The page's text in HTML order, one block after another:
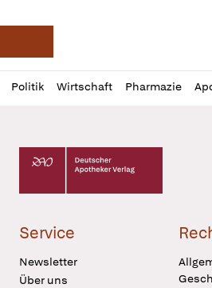
Deutsche Apotheker
Politik Wirtschaft Pharmazie
Profil
öffnen
Daz
Pur
Deutscher Apotheker Verlag Logo
Service
Newsletter
Über uns